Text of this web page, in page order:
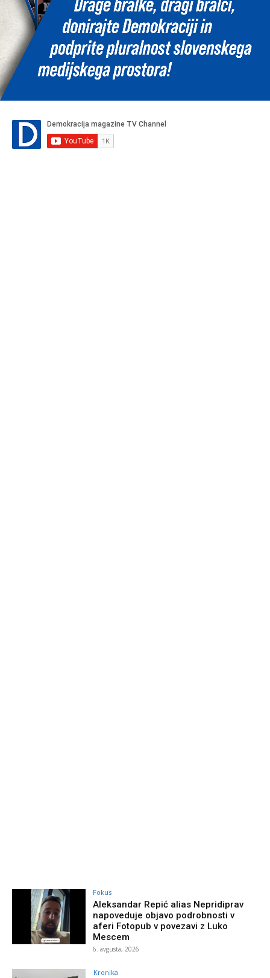
Fokus
Aleksandar Repić alias Nepridiprav
napoveduje objavo podrobnosti v
aferi Fotopub v povezavi z Luko
Mescem
6. avgusta, 2026
Kronika